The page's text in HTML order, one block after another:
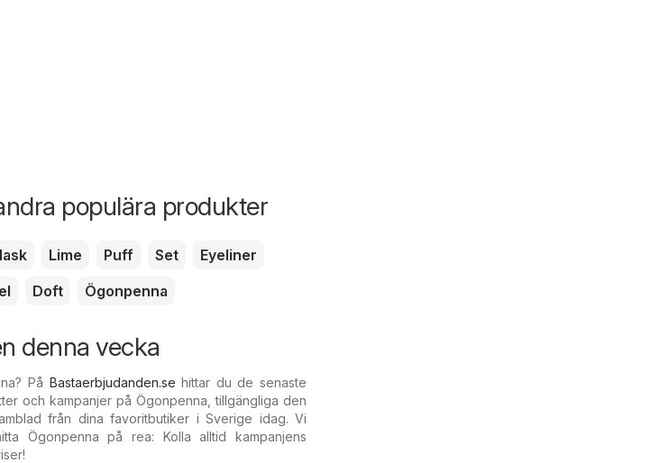
populära produkter
Lime Puff Set
Eyeliner
Doft Ögonpenna
denna vecka
På Bastaerbjudanden.se hittar du de senaste
och kampanjer på Ögonpenna, tillgängliga den
från dina favoritbutiker i Sverige idag. Vi
Ögonpenna på rea: Kolla alltid kampanjens